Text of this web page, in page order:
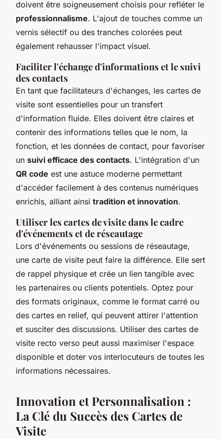
doivent être soigneusement choisis pour refléter le
professionnalisme. L'ajout de touches comme un
vernis sélectif ou des tranches colorées peut
également rehausser l'impact visuel.
Faciliter l'échange d'informations et le suivi
des contacts
En tant que facilitateurs d'échanges, les cartes de
visite sont essentielles pour un transfert
d'information fluide. Elles doivent être claires et
contenir des informations telles que le nom, la
fonction, et les données de contact, pour favoriser
un suivi efficace des contacts. L'intégration d'un
QR code est une astuce moderne permettant
d'accéder facilement à des contenus numériques
enrichis, alliant ainsi tradition et innovation.
Utiliser les cartes de visite dans le cadre
d'événements et de réseautage
Lors d'événements ou sessions de réseautage,
une carte de visite peut faire la différence. Elle sert
de rappel physique et crée un lien tangible avec
les partenaires ou clients potentiels. Optez pour
des formats originaux, comme le format carré ou
des cartes en relief, qui peuvent attirer l'attention
et susciter des discussions. Utiliser des cartes de
visite recto verso peut aussi maximiser l'espace
disponible et doter vos interlocuteurs de toutes les
informations nécessaires.
Innovation et Personnalisation :
La Clé du Succès des Cartes de
Visite